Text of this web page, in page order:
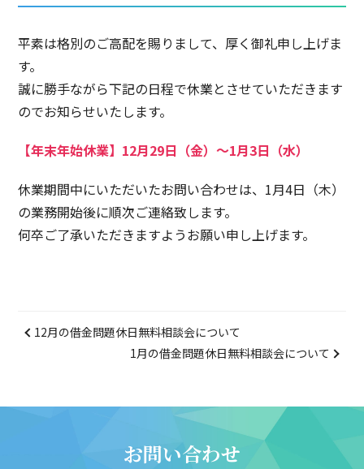
平素は格別のご高配を賜りまして、厚く御礼申し上げま
す。
誠に勝手ながら下記の日程で休業とさせていただきます
のでお知らせいたします。
【年末年始休業】12月29日（金）～1月3日（水）
休業期間中にいただいたお問い合わせは、1月4日（木）
の業務開始後に順次ご連絡致します。
何卒ご了承いただきますようお願い申し上げます。
12月の借金問題休日無料相談会について
1月の借金問題休日無料相談会について
お問い合わせ